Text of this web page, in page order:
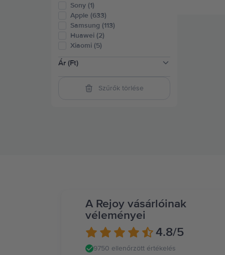
Sony (1)
Apple (633)
Samsung (113)
Huawei (2)
Xiaomi (5)
Ár (Ft)
Szűrők törlése
A Rejoy vásárlóinak
véleményei
4.8/5
9750 ellenőrzött értékelés